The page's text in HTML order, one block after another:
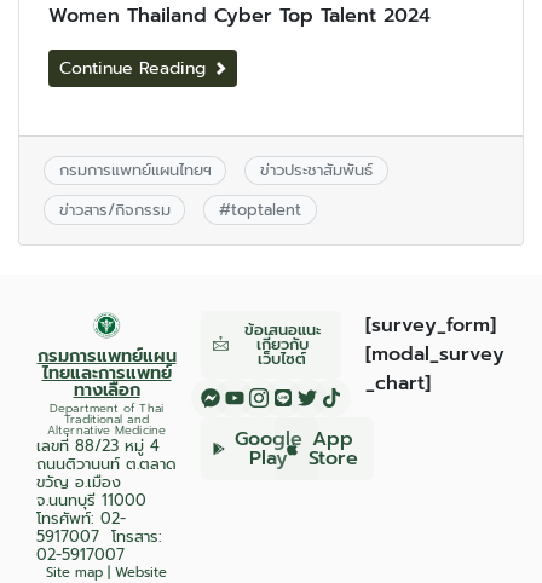
Women Thailand Cyber Top Talent 2024
Continue Reading
กรมการแพทย์แผนไทยฯ
ข่าวประชาสัมพันธ์
ข่าวสาร/กิจกรรม
#toptalent
กรมการแพทย์แผน
ไทยและการแพทย์
ทางเลือก
Department of Thai
Traditional and
Alternative Medicine
เลขที่ 88/23 หมู่ 4
ถนนติวานนท์ ต.ตลาด
ขวัญ อ.เมือง
จ.นนทบุรี 11000
โทรศัพท์: 02-
5917007 โทรสาร:
02-5917007
Site map | Website
ข้อเสนอแนะ
เกี่ยวกับ
เว็บไซต์
Google
Play
App
Store
[survey_form]
[modal_survey
_chart]